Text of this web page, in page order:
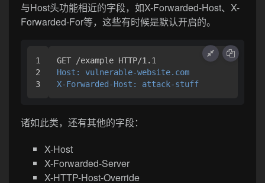
与Host头功能相近的字段，如X-Forwarded-Host、X-
Forwarded-For等，这些有时候是默认开启的。
1
2
Host: vulnerable-website.com
X-Forwarded-Host: attack-stuff
诸如此类，还有其他的字段：
X-Host
X-Forwarded-Server
X-HTTP-Host-Override